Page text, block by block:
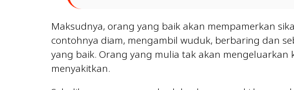
Maksudnya, orang yang baik akan mempamerkan
contohnya diam, mengambil wuduk, berbaring dan
yang baik. Orang yang mulia tak akan mengeluarkan
menyakitkan.